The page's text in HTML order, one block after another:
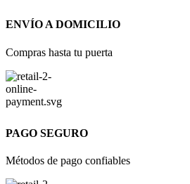
ENVÍO A DOMICILIO
Compras hasta tu puerta
PAGO SEGURO
Métodos de pago confiables